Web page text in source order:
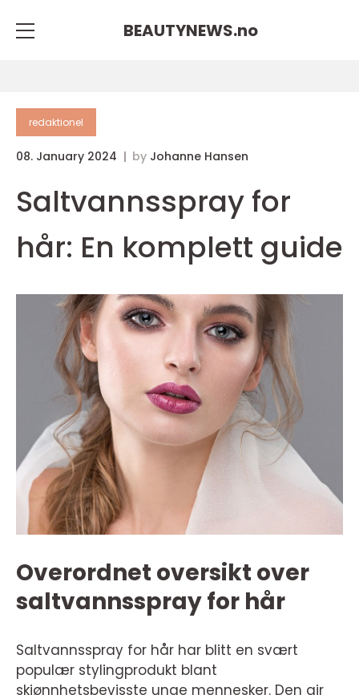
BEAUTYNEWS.no
redaktionel
08. January 2024 by Johanne Hansen
Saltvannsspray for
hår: En komplett guide
Overordnet oversikt over
saltvannsspray for hår
Saltvannsspray for hår har blitt en svært
populær stylingprodukt blant
skjønnhetsbevisste unge mennesker. Den gir